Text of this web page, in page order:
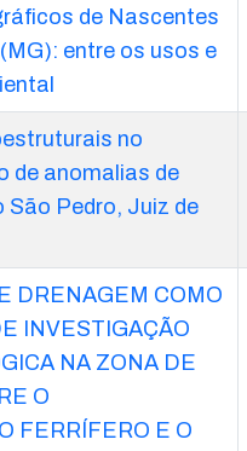
de Nascentes
entre os usos e
no
de anomalias de
São Pedro, Juiz de
DRENAGEM COMO
INVESTIGAÇÃO
NA ZONA DE
O
FERRÍFERO E O